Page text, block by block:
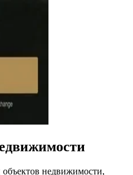
недвижимости,